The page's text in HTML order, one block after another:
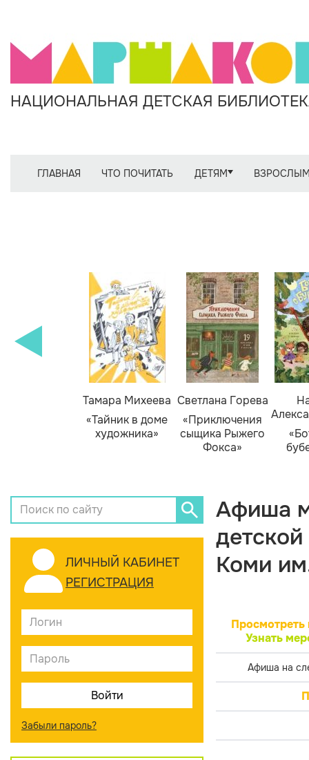
НАЦИОНАЛЬНАЯ ДЕТСКАЯ
ГЛАВНАЯ ЧТО ПОЧИТАТЬ ДЕТЯМ
Тамара Михеева
«Тайник в доме
художника»
Светлана Горева
«Приключения
сыщика Рыжего
Фокса»
ЛИЧНЫЙ КАБИНЕТ
РЕГИСТРАЦИЯ
Забыли пароль?
Афиша
Коми
Просмотреть
Узнать
Афиша на